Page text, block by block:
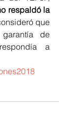
respaldó la
que
de
a